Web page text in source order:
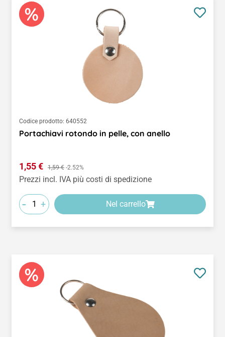
Codice prodotto: 640552
Portachiavi rotondo in pelle, con anello
Prezzo di vendita:
1,55 € Prezzo normale:
1,59 € -2.52%
Prezzi incl. IVA più costi di spedizione
- + Nel carrello